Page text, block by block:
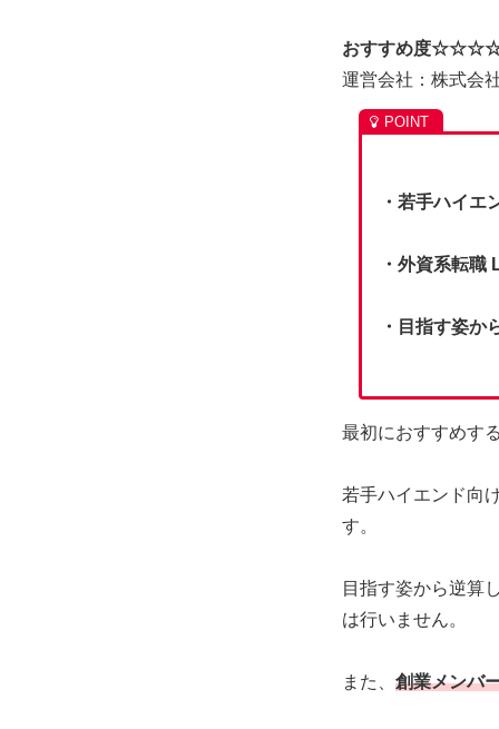
おすすめ度
運営会社：株式会
・若手ハイエ
・外資系転職
・目指す姿か
最初におすすめす
若手ハイエンド向
す。
目指す姿から逆算
は行いません。
また、 創業メンバ